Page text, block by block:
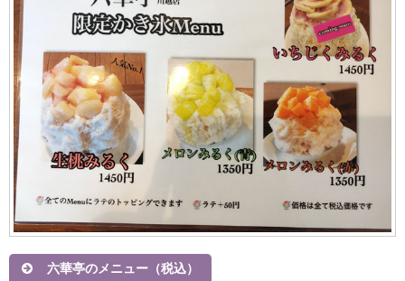
六華亭のメニュー（税込）